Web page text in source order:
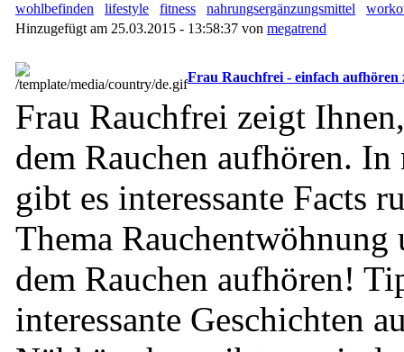
wohlbefinden lifestyle fitness nahrungsergänzungsmittel
Hinzugefügt am 25.03.2015 - 13:58:37 von megatrend
Frau Rauchfrei - einfach aufhören
Frau Rauchfrei zeigt
dem Rauchen aufhören. In
gibt es interessante Facts
Thema
dem Rauchen aufhören!
interessante Geschichten